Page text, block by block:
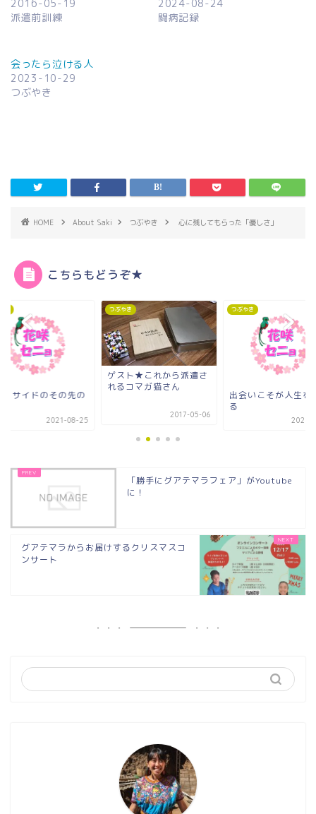
2016-05-19
派遣前訓練
2024-08-24
闘病記録
会ったら泣ける人
2023-10-29
つぶやき
HOME About Saki つぶやき 心に残してもらった「優しさ」
こちらもどうぞ★
クサイドのその先の
2021-08-25
つぶやき
ゲスト★これから派遣さ
れるコマガ猫さん
2017-05-06
つぶやき
出会いこそが人生を
る
2023-
「勝手にグアテマラフェア」がYoutube
に！
グアテマラからお届けするクリスマスコ
ンサート